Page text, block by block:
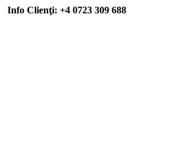
Info Clienţi: +4 0723 309 688